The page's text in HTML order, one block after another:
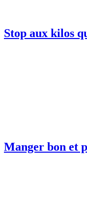
Stop aux kilos
Manger bon et